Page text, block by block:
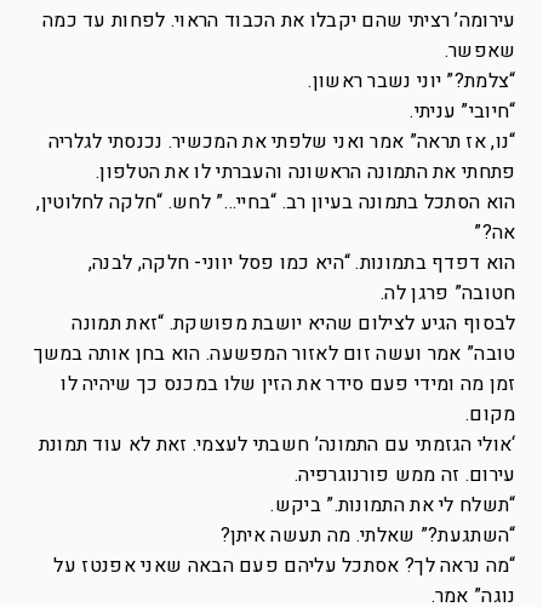
עירומה’ רציתי שהם יקבלו את הכבוד הראוי. לפחות עד כמה
שאפשר.
“צלמת?” יוני נשבר ראשון.
“חיובי” עניתי.
“נו, אז תראה” אמר ואני שלפתי את המכשיר. נכנסתי לגלריה
פתחתי את התמונה הראשונה והעברתי לו את הטלפון.
הוא הסתכל בתמונה בעיון רב. “בחיי…” לחש. “חלקה לחלוטין,
אה?”
הוא דפדף בתמונות. “היא כמו פסל יווני- חלקה, לבנה,
חטובה” פרגן לה.
לבסוף הגיע לצילום שהיא יושבת מפושקת. “זאת תמונה
טובה” אמר ועשה זום לאזור המפשעה. הוא בחן אותה במשך
זמן מה ומידי פעם סידר את הזין שלו במכנס כך שיהיה לו
מקום.
‘אולי הגזמתי עם התמונה’ חשבתי לעצמי. זאת לא עוד תמונת
עירום. זה ממש פורנוגרפיה.
“תשלח לי את התמונות.” ביקש.
“השתגעת?” שאלתי. מה תעשה איתן?
“מה נראה לך? אסתכל עליהם פעם הבאה שאני אפנטז על
נוגה” אמר.